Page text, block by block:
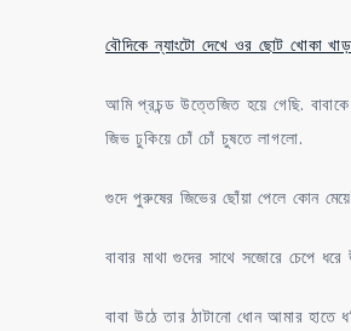
বৌদিকে ন্যাংটো দেখে ওর ছোট খোকা
আমি প্রচন্ড উত্তেজিত হয়ে গেছি.
জিভ ঢুকিয়ে চোঁ চোঁ চুষতে লাগলো.
গুদে পুরুষের জিভের ছোঁয়া পেলে কোন
বাবার মাথা গুদের সাথে সজোরে চেপে
বাবা উঠে তার ঠাটানো ধোন আমার হাতে